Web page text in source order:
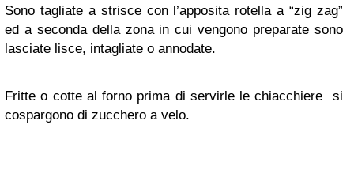
Sono tagliate a strisce con l’apposita rotella a “zig zag”
ed a seconda della zona in cui vengono preparate sono
lasciate lisce, intagliate o annodate.
Fritte o cotte al forno prima di servirle le chiacchiere si
cospargono di zucchero a velo.